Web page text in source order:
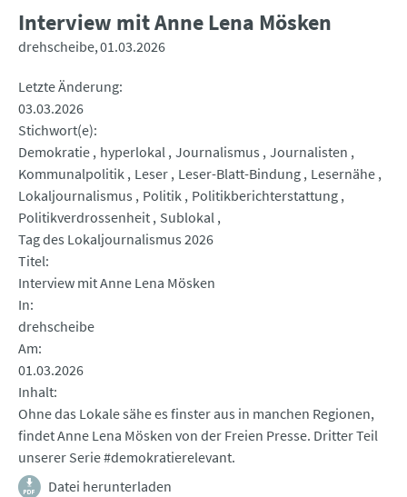
Interview mit Anne Lena Mösken
drehscheibe 01.03.2026
Letzte Änderung
03.03.2026
Stichwort(e)
Demokratie hyperlokal Journalismus Journalisten
Kommunalpolitik Leser Leser-Blatt-Bindung Lesernähe
Lokaljournalismus
Politik Politikberichterstattung
Politikverdrossenheit Sublokal
Tag des Lokaljournalismus 2026
Titel
Interview mit Anne Lena Mösken
In
drehscheibe
Am
01.03.2026
Inhalt
Ohne das Lokale sähe es finster aus in manchen Regionen,
findet Anne Lena Mösken von der Freien Presse. Dritter Teil
unserer Serie #demokratierelevant.
Datei herunterladen